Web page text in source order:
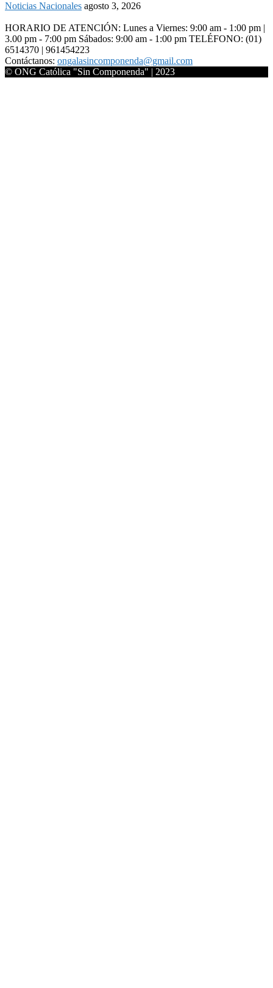
Noticias Nacionales agosto 3, 2026
HORARIO DE ATENCIÓN: Lunes a Viernes: 9:00 am - 1:00 pm |
3.00 pm - 7:00 pm Sábados: 9:00 am - 1:00 pm TELÉFONO: (01)
6514370 | 961454223
Contáctanos: ongalasincomponenda@gmail.com
© ONG Católica "Sin Componenda" | 2023